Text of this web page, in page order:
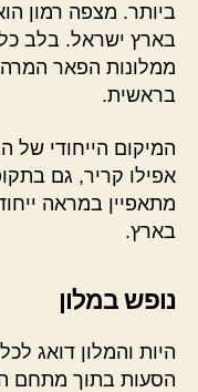
ביותר. מצפה רמון
בארץ ישראל. בלב
ממלונות הפאר
בראשית.
המיקום הייחודי של
אפילו קריר, גם
מתאפיין במראה
בארץ.
נופש במלון
היות והמלון דואג
הסעות בתוך מתחם